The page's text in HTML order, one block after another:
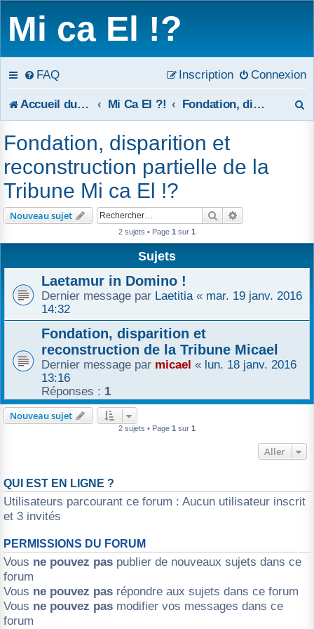
Mi ca El !?
FAQ Connexion
Inscription
Accueil du forum Mi Ca El ?! Fondation, disparition et reconstruction partielle de la Tribune Mi ca El !?
Fondation, disparition et
reconstruction partielle de la
Tribune Mi ca El !?
Nouveau sujet Rechercher
2 sujets • Page 1 sur 1
Sujets
Laetamur in Domino !
Dernier message par Laetitia « mar. 19 janv. 2016
14:32
Fondation, disparition et
reconstruction de la Tribune Micael
Dernier message par micael « lun. 18 janv. 2016
13:16
Réponses : 1
Nouveau sujet
2 sujets • Page 1 sur 1
Aller
QUI EST EN LIGNE ?
Utilisateurs parcourant ce forum : Aucun utilisateur inscrit
et 3 invités
PERMISSIONS DU FORUM
Vous ne pouvez pas publier de nouveaux sujets dans ce
forum
Vous ne pouvez pas répondre aux sujets dans ce forum
Vous ne pouvez pas modifier vos messages dans ce
forum